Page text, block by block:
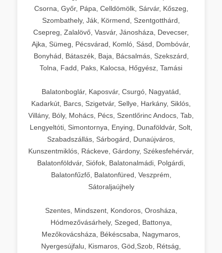
Csorna, Győr, Pápa, Celldömölk, Sárvár, Kőszeg,
Szombathely, Ják, Körmend, Szentgotthárd,
Csepreg, Zalalövő, Vasvár, Jánosháza, Devecser,
Ajka, Sümeg, Pécsvárad, Komló, Sásd, Dombóvár,
Bonyhád, Bátaszék, Baja, Bácsalmás, Szekszárd,
Tolna, Fadd, Paks, Kalocsa, Hőgyész, Tamási
Balatonboglár, Kaposvár, Csurgó, Nagyatád,
Kadarkút, Barcs, Szigetvár, Sellye, Harkány, Siklós,
Villány, Bóly, Mohács, Pécs, Szentlőrinc Andocs, Tab,
Lengyeltóti, Simontornya, Enying, Dunaföldvár, Solt,
Szabadszállás, Sárbogárd, Dunaújváros,
Kunszentmiklós, Ráckeve, Gárdony, Székesfehérvár,
Balatonföldvár, Siófok, Balatonalmádi, Polgárdi,
Balatonfűzfő, Balatonfüred, Veszprém,
Sátoraljaújhely
Szentes, Mindszent, Kondoros, Orosháza,
Hódmezővásárhely, Szeged, Battonya,
Mezőkovácsháza, Békéscsaba, Nagymaros,
Nyergesújfalu, Kismaros, Göd,Szob, Rétság,